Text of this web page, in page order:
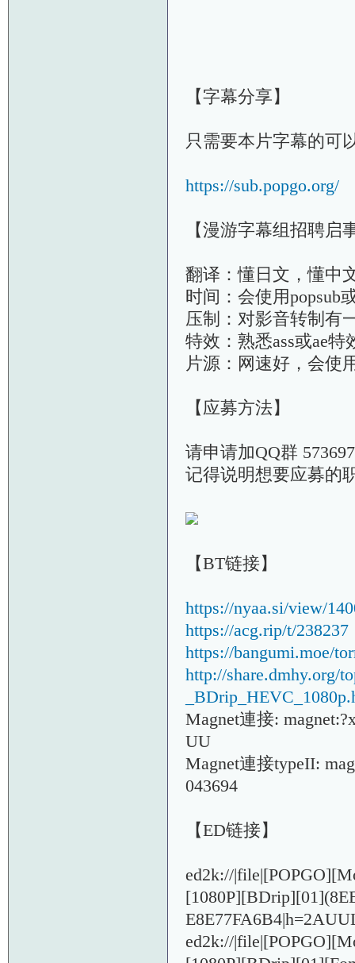
【字幕分享】
只需要本片字幕的可
https://sub.popgo.org/
【漫游字幕组招聘启
翻译：懂日文，懂中
时间：会使用popsub
压制：对影音转制有
特效：熟悉ass或ae特
片源：网速好，会使
【应募方法】
请申请加QQ群
记得说明想要应募的
【BT链接】
https://nyaa.si/view/
https://acg.rip/t/238237
https://bangumi.moe/
http://share.dmhy.org/
Magnet連接:
UU
Magnet連接typeII:
043694
【ED链接】
ed2k://
ed2k://